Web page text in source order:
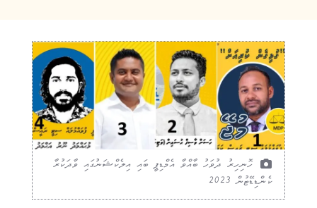
ހޮނިހިރު ދުވަހު ބާއްވާ އެމްޑިޕީ ބައި އިލެކްޝަނުގައި ވާދަކުރާ
ކެންޑިޑޭޓުން 2023